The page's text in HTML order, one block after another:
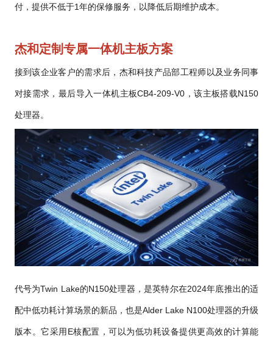
付，提供不低于1年的保修服务，以降低后期维护成本。
杰和定制专属一体机主板方案
接到该企业客户的需求后，杰和科技产品部工程师以及业务同事
对接需求，最后导入一体机主板CB4-209-V0，该主板搭载N150
处理器。
代号为Twin Lake的N150处理器，是英特尔在2024年底推出的适
配中低功耗计算场景的新品，也是Alder Lake N100处理器的升级
版本。它采用E核配置，可以为低功耗设备提供更高效的计算能